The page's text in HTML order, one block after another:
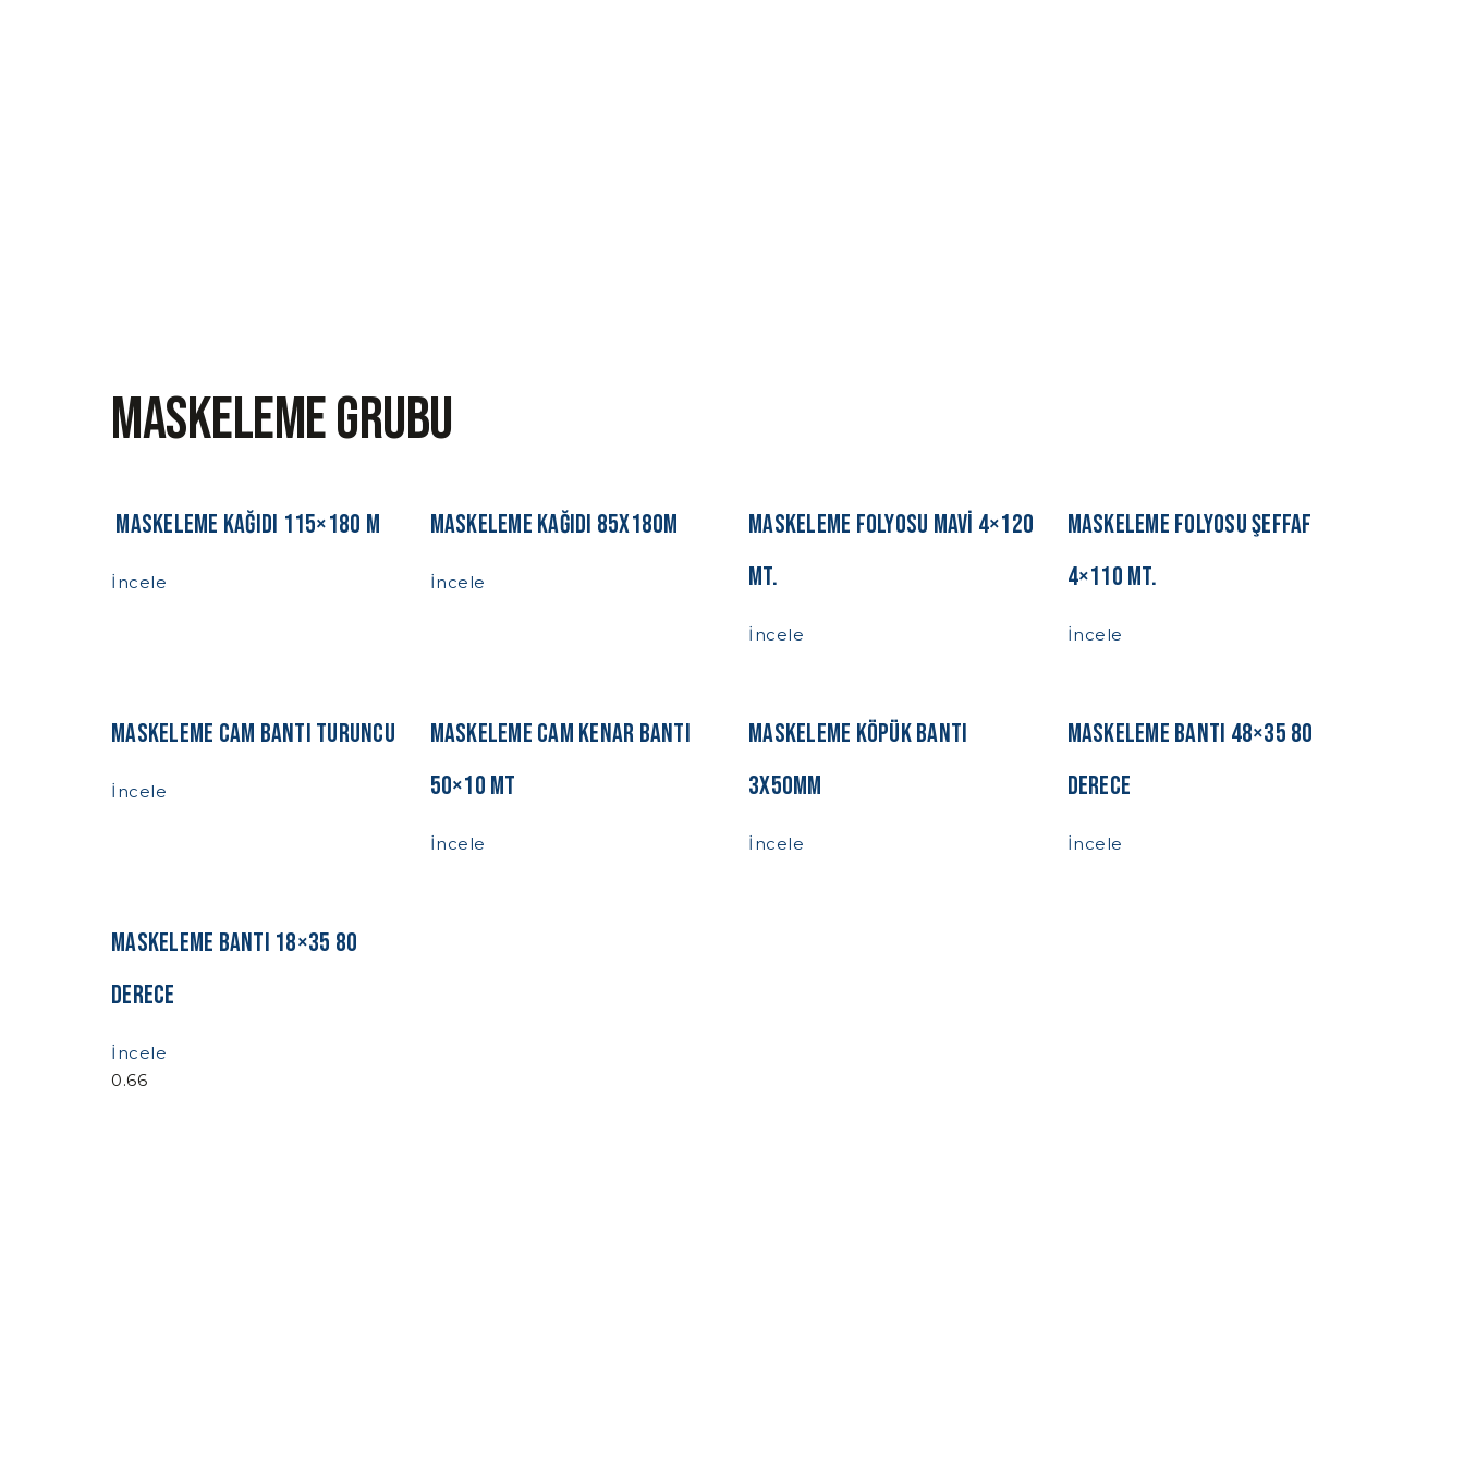
Maskeleme Grubu
Maskeleme Kağıdı 115×180 m
İncele
Maskeleme Kağıdı 85x180m
İncele
Maskeleme Folyosu Mavi 4×120
Mt.
İncele
Maskeleme Folyosu Şeffaf
4×110 Mt.
İncele
Maskeleme Cam Bantı Turuncu
İncele
Maskeleme Cam Kenar Bantı
50×10 Mt
İncele
Maskeleme Köpük Bantı
3x50mm
İncele
Maskeleme Bantı 48×35 80
Derece
İncele
Maskeleme Bantı 18×35 80
Derece
İncele